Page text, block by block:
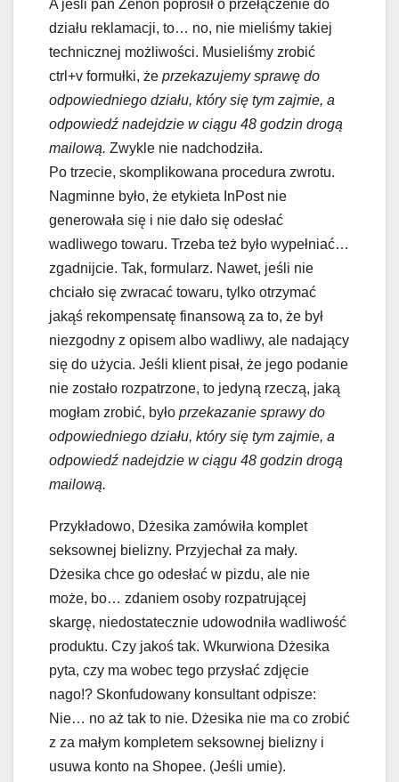
A jeśli pan Zenon poprosił o przełączenie do
działu reklamacji, to… no, nie mieliśmy takiej
technicznej możliwości. Musieliśmy zrobić
ctrl+v formułki, że przekazujemy sprawę do
odpowiedniego działu, który się tym zajmie, a
odpowiedź nadejdzie w ciągu 48 godzin drogą
mailową. Zwykle nie nadchodziła.
Po trzecie, skomplikowana procedura zwrotu.
Nagminne było, że etykieta InPost nie
generowała się i nie dało się odesłać
wadliwego towaru. Trzeba też było wypełniać…
zgadnijcie. Tak, formularz. Nawet, jeśli nie
chciało się zwracać towaru, tylko otrzymać
jakąś rekompensatę finansową za to, że był
niezgodny z opisem albo wadliwy, ale nadający
się do użycia. Jeśli klient pisał, że jego podanie
nie zostało rozpatrzone, to jedyną rzeczą, jaką
mogłam zrobić, było przekazanie sprawy do
odpowiedniego działu, który się tym zajmie, a
odpowiedź nadejdzie w ciągu 48 godzin drogą
mailową.
Przykładowo, Dżesika zamówiła komplet
seksownej bielizny. Przyjechał za mały.
Dżesika chce go odesłać w pizdu, ale nie
może, bo… zdaniem osoby rozpatrującej
skargę, niedostatecznie udowodniła wadliwość
produktu. Czy jakoś tak. Wkurwiona Dżesika
pyta, czy ma wobec tego przysłać zdjęcie
nago!? Skonfudowany konsultant odpisze:
Nie… no aż tak to nie. Dżesika nie ma co zrobić
z za małym kompletem seksownej bielizny i
usuwa konto na Shopee. (Jeśli umie).